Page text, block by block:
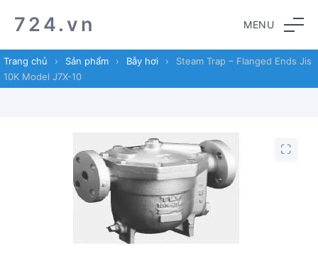
to
navigation
to
content
724.vn MENU
Trang chủ › Sản phẩm › Bẫy hơi ›
Steam Trap – Flanged Ends Jis
10K Model J7X-10